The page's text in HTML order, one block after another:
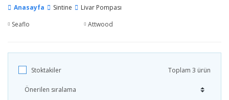
Anasayfa Sintine
Livar Pompası
Seaflo
Attwood
Stoktakiler Toplam 3 ürün